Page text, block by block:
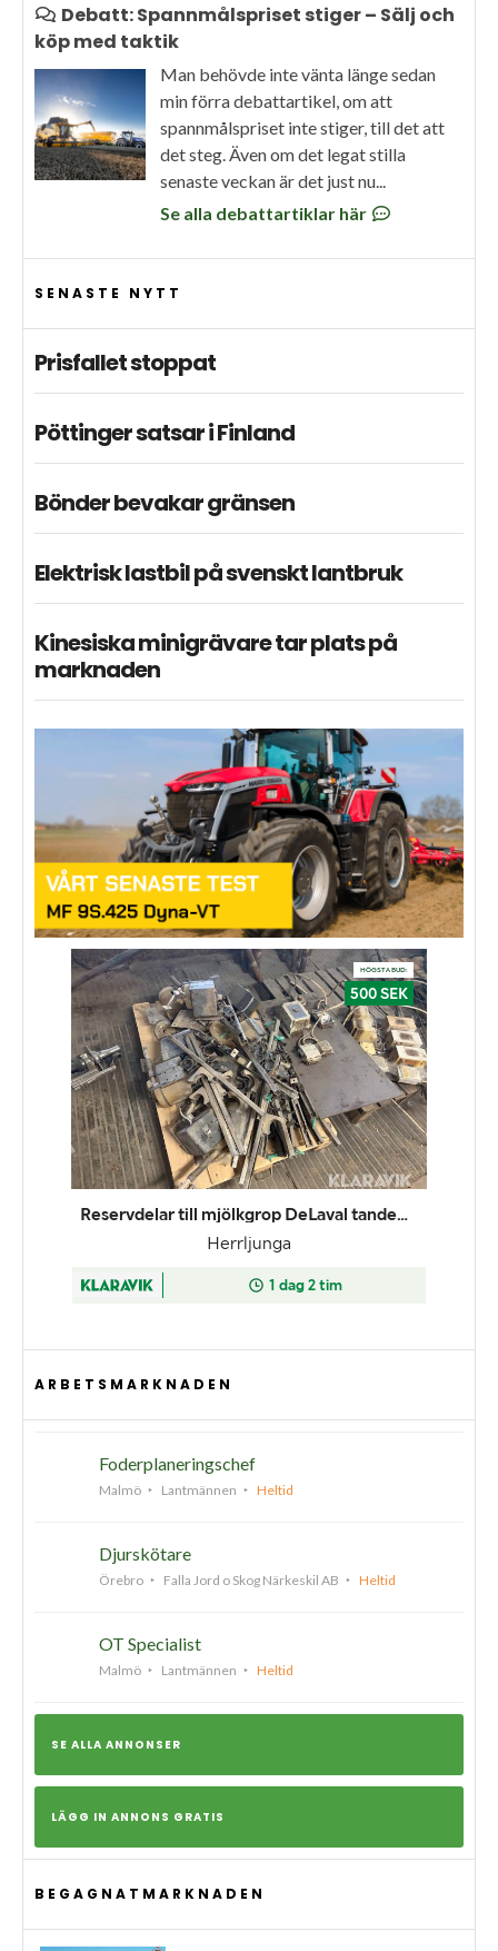
Debatt: Spannmålspriset stiger – Sälj och
köp med taktik
Man behövde inte vänta länge sedan
min förra debattartikel, om att
spannmålspriset inte stiger, till det att
det steg. Även om det legat stilla
senaste veckan är det just nu...
Se alla debattartiklar här
SENASTE NYTT
Prisfallet stoppat
Pöttinger satsar i Finland
Bönder bevakar gränsen
Elektrisk lastbil på svenskt lantbruk
Kinesiska minigrävare tar plats på
marknaden
ARBETSMARKNADEN
Foderplaneringschef
Malmö Lantmännen Heltid
Djurskötare
Örebro Falla Jord o Skog Närkeskil AB Heltid
OT Specialist
Malmö Lantmännen Heltid
SE ALLA ANNONSER
LÄGG IN ANNONS GRATIS
BEGAGNATMARKNADEN